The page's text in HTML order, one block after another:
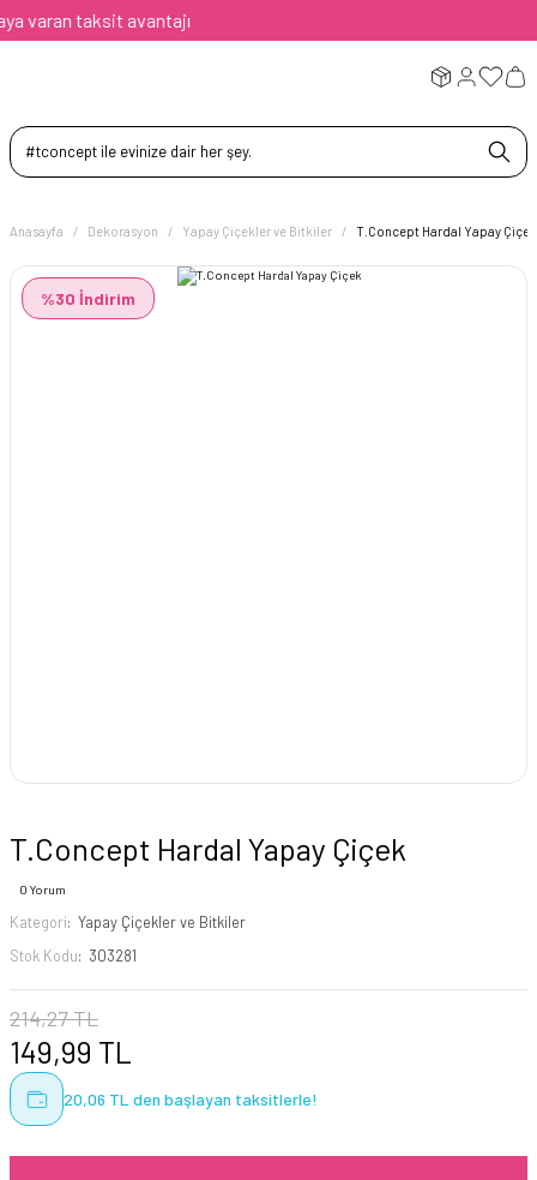
taksit avantajı
Anasayfa Dekorasyon Yapay Çiçekler ve Bitkiler T.Concept Hardal Yapay Çiçek
%30 İndirim
T.Concept Hardal Yapay Çiçek
0 Yorum
Kategori
Yapay Çiçekler ve Bitkiler
Stok Kodu
303281
214,27 TL
149,99 TL
20,06 TL den başlayan taksitlerle!